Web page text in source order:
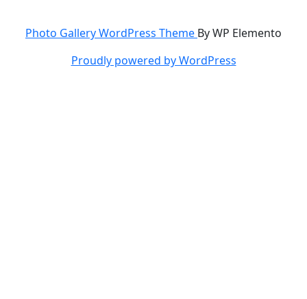
Photo Gallery WordPress Theme By WP Elemento
Proudly powered by WordPress